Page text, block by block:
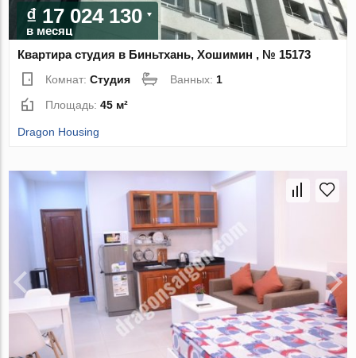
₫ 17 024 130
в месяц
Квартира студия в Биньтхань, Хошимин , № 15173
Комнат:Студия Ванных: 1
Площадь:45 м²
Dragon Housing